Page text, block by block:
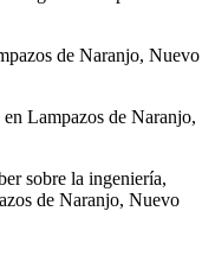
de Naranjo, Nuevo
Lampazos de Naranjo,
sobre la ingeniería,
de Naranjo, Nuevo